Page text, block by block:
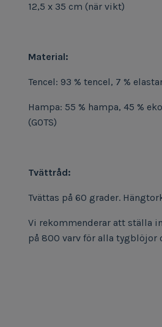
12,5 x 35 cm (när vikt)
Material:
Tencel: 93 % tencel, 7 %
Hampa: 55 % hampa, 45 %
(GOTS)
Tvättråd:
Tvättas på 60 grader.
Vi rekommenderar att ställa
på 800 varv för alla tygblöjor